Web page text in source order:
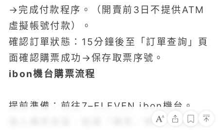
→完成付款程序。（開賣前3日不提供ATM
虛擬帳號付款）。
確認訂單狀態：15分鐘後至「訂單查詢」頁
面確認購票成功→保存取票序號。
ibon機台購票流程
提前準備：前往7–ELEVEN ibon機台。
進入購票頁面：點選「購票／取票／訂房」